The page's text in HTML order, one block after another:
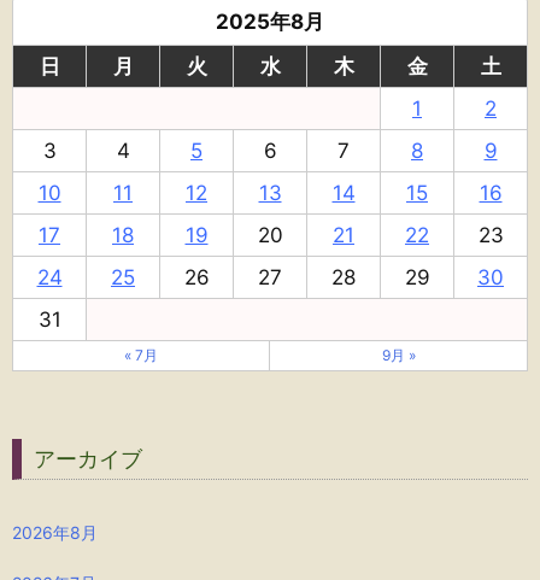
2025年8月
日
月 火 水 木 金
土
1
2
3
4 5 6 7 8
9
10
11 12 13 14 15
16
17
18 19 20 21 22
23
24
25 26 27 28 29
30
31
« 7月 9月 »
アーカイブ
2026年8月